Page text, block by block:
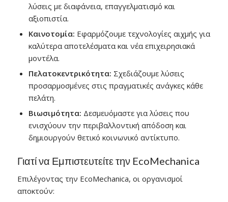
λύσεις με διαφάνεια, επαγγελματισμό και
αξιοπιστία.
Καινοτομία: Εφαρμόζουμε τεχνολογίες αιχμής για
καλύτερα αποτελέσματα και νέα επιχειρησιακά
μοντέλα.
Πελατοκεντρικότητα: Σχεδιάζουμε λύσεις
προσαρμοσμένες στις πραγματικές ανάγκες κάθε
πελάτη.
Βιωσιμότητα: Δεσμευόμαστε για λύσεις που
ενισχύουν την περιβαλλοντική απόδοση και
δημιουργούν θετικό κοινωνικό αντίκτυπο.
Γιατί να Εμπιστευτείτε την EcoMechanica
Επιλέγοντας την EcoMechanica, οι οργανισμοί
αποκτούν: